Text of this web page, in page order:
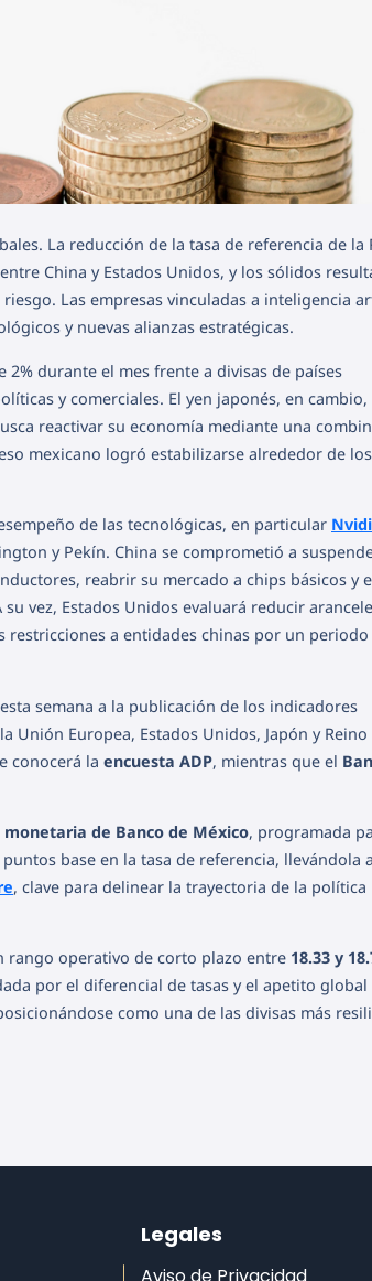
La reducción de la tasa de referencia de la
China y Estados Unidos, y los sólidos
Las empresas vinculadas a inteligencia
y nuevas alianzas estratégicas.
durante el mes frente a divisas de países
y comerciales. El yen japonés, en cambio,
reactivar su economía mediante una
mexicano logró estabilizarse alrededor de
de las tecnológicas, en particular
y Pekín. China se comprometió a
reabrir su mercado a chips básicos y
vez, Estados Unidos evaluará reducir
restricciones a entidades chinas por un periodo
semana a la publicación de los indicadores
Unión Europea, Estados Unidos, Japón y
conocerá la encuesta ADP, mientras que el
de Banco de México, programada
base en la tasa de referencia, llevándola a
, clave para delinear la trayectoria de la política
rango operativo de corto plazo entre 18.33 y
por el diferencial de tasas y el apetito
como una de las divisas más
Legales